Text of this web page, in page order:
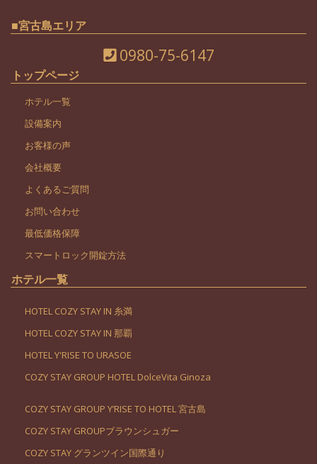
■宮古島エリア
0980-75-6147
トップページ
ホテル一覧
設備案内
お客様の声
会社概要
よくあるご質問
お問い合わせ
最低価格保障
スマートロック開錠方法
ホテル一覧
HOTEL COZY STAY IN 糸満
HOTEL COZY STAY IN 那覇
HOTEL Y'RISE TO URASOE
COZY STAY GROUP HOTEL DolceVita Ginoza
COZY STAY GROUP Y’RISE TO HOTEL 宮古島
COZY STAY GROUPブラウンシュガー
COZY STAY グランツイン国際通り